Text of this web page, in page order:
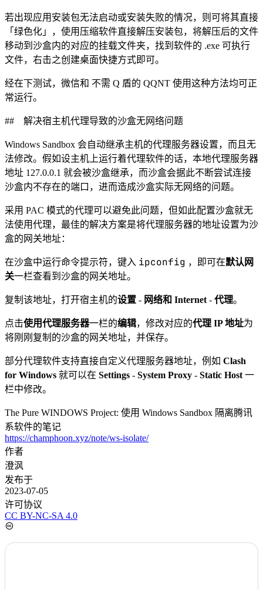
若出现应用安装包无法启动或安装失败的情况，则可将其直接
「绿色化」，使用压缩软件直接解压安装包，将解压后的文件
移动到沙盒内的对应的挂载文件夹，找到软件的 .exe 可执行
文件，右击之创建桌面快捷方式即可。
经在下测试，微信和 不需 Q 盾的 QQNT 使用这种方法均可正
常运行。
## 解决宿主机代理导致的沙盒无网络问题
Windows Sandbox 会自动继承主机的代理服务器设置，而且无
法修改。假如设主机上运行着代理软件的话，本地代理服务器
地址 127.0.0.1 就会被沙盒继承，而沙盒会据此不断尝试连接
沙盒内不存在的端口，进而造成沙盒实际无网络的问题。
采用 PAC 模式的代理可以避免此问题，但如此配置沙盒就无
法使用代理，最佳的解决方案是将代理服务器的地址设置为沙
盒的网关地址：
在沙盒中运行命令提示符，键入 ipconfig ，即可在默认网
关一栏查看到沙盒的网关地址。
复制该地址，打开宿主机的设置 - 网络和 Internet - 代理。
点击使用代理服务器一栏的编辑，修改对应的代理 IP 地址为
将刚刚复制的沙盒的网关地址，并保存。
部分代理软件支持直接自定义代理服务器地址，例如 Clash
for Windows 就可以在 Settings - System Proxy - Static Host 一
栏中修改。
The Pure WINDOWS Project: 使用 Windows Sandbox 隔离腾讯
系软件的笔记
https://champhoon.xyz/note/ws-isolate/
作者
澄沨
发布于
2023-07-05
许可协议
CC BY-NC-SA 4.0